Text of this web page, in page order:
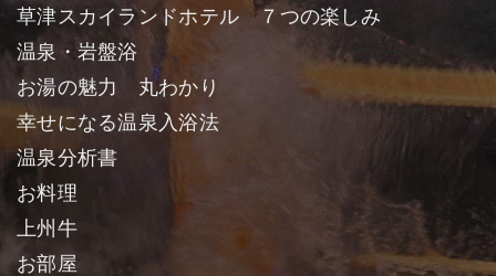
草津スカイランドホテル ７つの楽しみ
温泉・岩盤浴
お湯の魅力 丸わかり
幸せになる温泉入浴法
温泉分析書
お料理
上州牛
お部屋